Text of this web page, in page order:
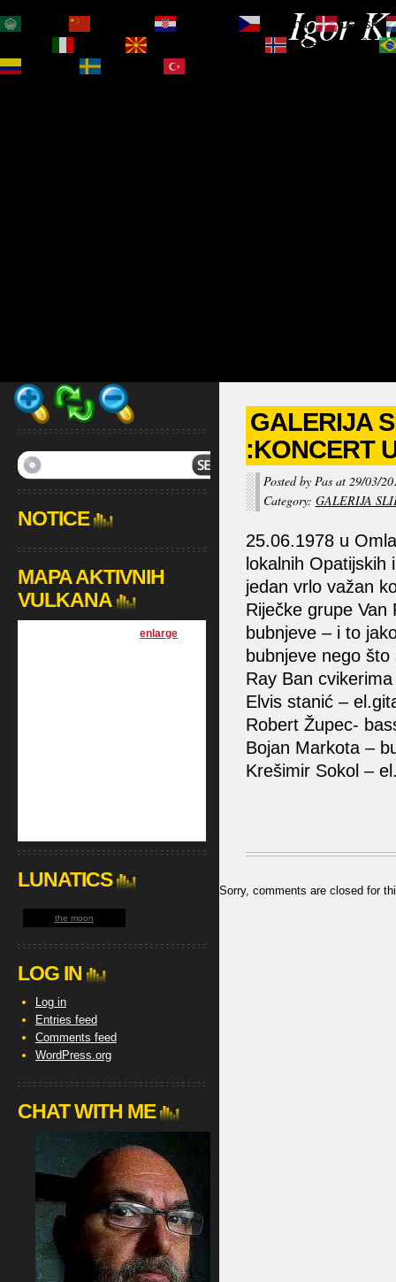
Igor
GALERIJA
:KONCERT
Posted by Pas at 29/03/
Category: GALERIJA
25.06.1978 u
lokalnih
jedan vrlo važan
Riječke grupe
bubnjeve – i to
bubnjeve nego
Ray Ban
Elvis stanić –
Robert Župec-
Bojan Markota –
Krešimir Sokol –
Sorry, comments are closed for
NOTICE
MAPA AKTIVNIH
VULKANA
[enlarge
LUNATICS
the moon
LOG IN
Log in
Entries feed
Comments feed
WordPress.org
CHAT WITH ME
Čeština‎
Dansk
Norsk bokmål